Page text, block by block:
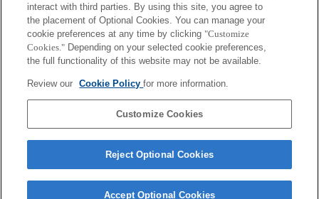
SEL14TC
Ustawienie ostrości może być niemożliwe w trybie Ciągły AF.
Ogniskowa i maksymalny otwór przysłony w nazwie obiektywu w danych Exif
pomnożone przez powiększenie wyniosą 10 lub więcej, nie będą wyświetlane
interact with third parties. By using this site, you agree to
the placement of Optional Cookies. You can manage your
cookie preferences at any time by clicking "Customize
Cookies." Depending on your selected cookie preferences,
the full functionality of this website may not be available.
Review our Cookie Policyfor more information.
Customize Cookies
Reject Optional Cookies
Accept Optional Cookies